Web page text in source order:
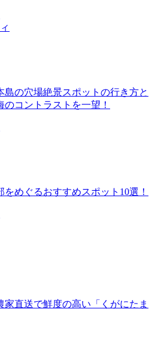
島の穴場絶景スポットの行き方と
コントラストを一望！
めぐるおすすめスポット10選！
家直送で鮮度の高い「くがにたま